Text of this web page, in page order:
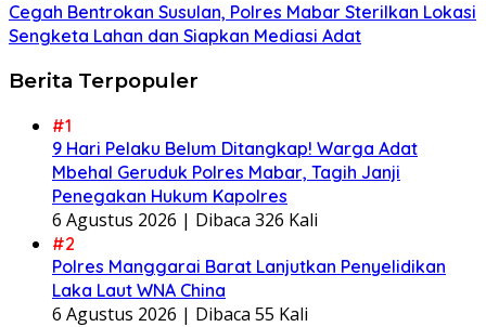
Cegah Bentrokan Susulan, Polres Mabar Sterilkan Lokasi
Sengketa Lahan dan Siapkan Mediasi Adat
Berita Terpopuler
#1
9 Hari Pelaku Belum Ditangkap! Warga Adat
Mbehal Geruduk Polres Mabar, Tagih Janji
Penegakan Hukum Kapolres
6 Agustus 2026 | Dibaca 326 Kali
#2
Polres Manggarai Barat Lanjutkan Penyelidikan
Laka Laut WNA China
6 Agustus 2026 | Dibaca 55 Kali